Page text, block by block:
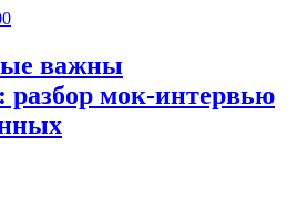
важны
разбор мок-интервью